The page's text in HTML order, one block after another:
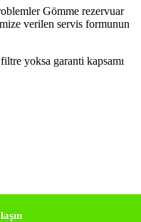
Gömme rezervuar
verilen servis formunun
yoksa garanti kapsamı